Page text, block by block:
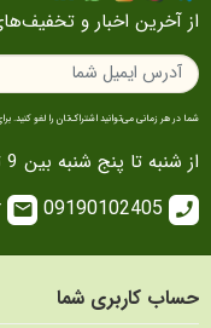
از آخرین اخبار و
شما در هر زمانی می‌توانید اشتراک‌تان را لغو کنید.
از شنبه تا پنج شنبه بین 9 تا 6 عصر در در خدمت شما هستیم
call
09190102405
email
حساب کاربری شما